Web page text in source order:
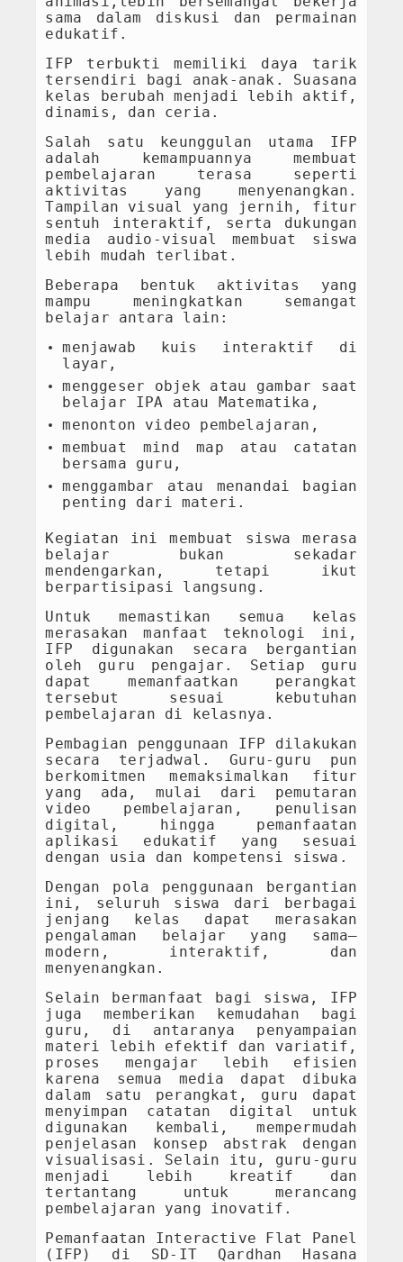
sama dalam diskusi dan permainan
edukatif.
IFP terbukti memiliki daya tarik
tersendiri bagi anak-anak. Suasana
kelas berubah menjadi lebih aktif,
dinamis, dan ceria.
Salah satu keunggulan utama IFP
adalah kemampuannya membuat
pembelajaran terasa seperti
aktivitas yang menyenangkan.
Tampilan visual yang jernih, fitur
sentuh interaktif, serta dukungan
media audio-visual membuat siswa
lebih mudah terlibat.
Beberapa bentuk aktivitas yang
mampu meningkatkan semangat
belajar antara lain:
menjawab kuis interaktif di
layar,
menggeser objek atau gambar saat
belajar IPA atau Matematika,
menonton video pembelajaran,
membuat mind map atau catatan
bersama guru,
menggambar atau menandai bagian
penting dari materi.
Kegiatan ini membuat siswa merasa
belajar bukan sekadar
mendengarkan, tetapi ikut
berpartisipasi langsung.
Untuk memastikan semua kelas
merasakan manfaat teknologi ini,
IFP digunakan secara bergantian
oleh guru pengajar. Setiap guru
dapat memanfaatkan perangkat
tersebut sesuai kebutuhan
pembelajaran di kelasnya.
Pembagian penggunaan IFP dilakukan
secara terjadwal. Guru-guru pun
berkomitmen memaksimalkan fitur
yang ada, mulai dari pemutaran
video pembelajaran, penulisan
digital, hingga pemanfaatan
aplikasi edukatif yang sesuai
dengan usia dan kompetensi siswa.
Dengan pola penggunaan bergantian
ini, seluruh siswa dari berbagai
jenjang kelas dapat merasakan
pengalaman belajar yang sama—
modern, interaktif, dan
menyenangkan.
Selain bermanfaat bagi siswa, IFP
juga memberikan kemudahan bagi
guru, di antaranya penyampaian
materi lebih efektif dan variatif,
proses mengajar lebih efisien
karena semua media dapat dibuka
dalam satu perangkat, guru dapat
menyimpan catatan digital untuk
digunakan kembali, mempermudah
penjelasan konsep abstrak dengan
visualisasi. Selain itu, guru-guru
menjadi lebih kreatif dan
tertantang untuk merancang
pembelajaran yang inovatif.
Pemanfaatan Interactive Flat Panel
(IFP) di SD-IT Qardhan Hasana